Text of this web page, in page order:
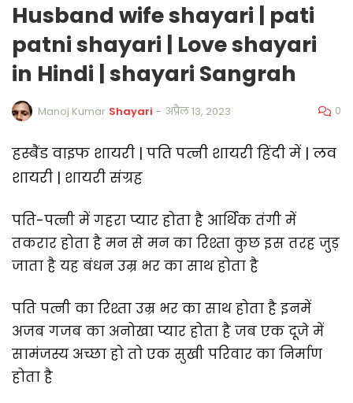
Husband wife shayari | pati
patni shayari | Love shayari
in Hindi | shayari Sangrah
Manoj Kumar Shayari - अप्रैल 13, 2023 0
हस्बैंड वाइफ शायरी | पति पत्नी शायरी हिंदी में | लव
शायरी | शायरी संग्रह
पति-पत्नी में गहरा प्यार होता है आर्थिक तंगी में
तकरार होता है मन से मन का रिश्ता कुछ इस तरह जुड़
जाता है यह बंधन उम्र भर का साथ होता है
पति पत्नी का रिश्ता उम्र भर का साथ होता है इनमें
अजब गजब का अनोखा प्यार होता है जब एक दूजे में
सामंजस्य अच्छा हो तो एक सुखी परिवार का निर्माण
होता है